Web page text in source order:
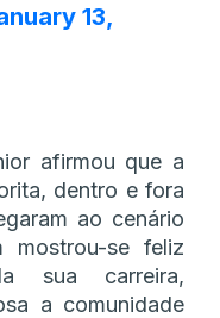
13,
afirmou que a
dentro e fora
ao cenário
mostrou-se feliz
sua carreira,
a comunidade